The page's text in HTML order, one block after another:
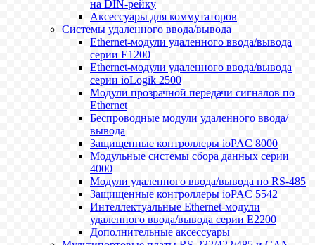
на DIN-рейку
Аксессуары для коммутаторов
Системы удаленного ввода/вывода
Ethernet-модули удаленного ввода/вывода
серии E1200
Ethernet-модули удаленного ввода/вывода
серии ioLogik 2500
Модули прозрачной передачи сигналов по
Ethernet
Беспроводные модули удаленного ввода/
вывода
Защищенные контроллеры ioPAC 8000
Модульные системы сбора данных серии
4000
Модули удаленного ввода/вывода по RS-485
Защищенные контроллеры ioPAC 5542
Интеллектуальные Ethernet-модули
удаленного ввода/вывода серии E2200
Дополнительные аксессуары